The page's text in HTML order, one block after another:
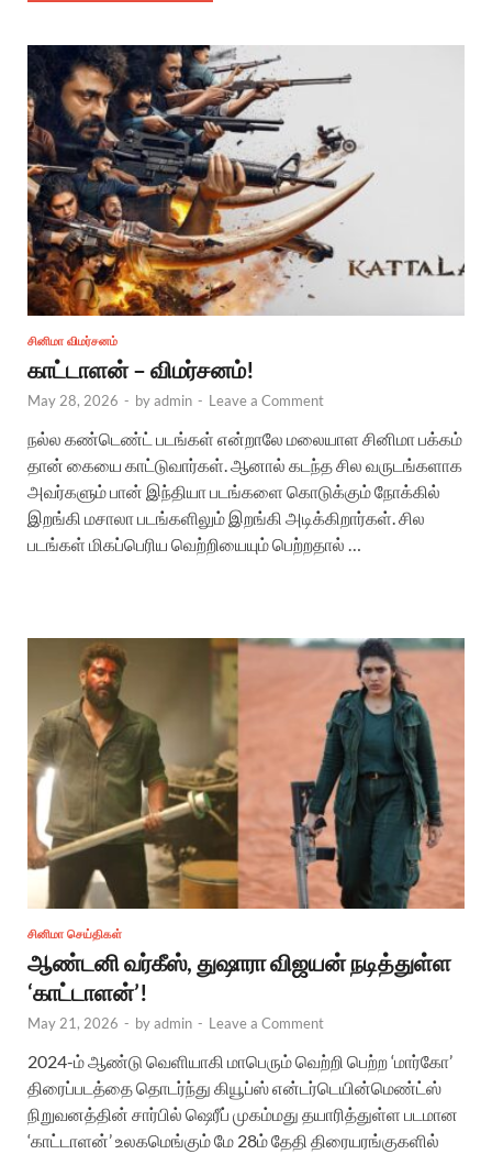
சினிமா விமர்சனம்
காட்டாளன் – விமர்சனம்!
May 28, 2026 - byadmin - Leave a Comment
நல்ல கண்டெண்ட் படங்கள் என்றாலே மலையாள சினிமா பக்கம்
தான் கையை காட்டுவார்கள். ஆனால் கடந்த சில வருடங்களாக
அவர்களும் பான் இந்தியா படங்களை கொடுக்கும் நோக்கில்
இறங்கி மசாலா படங்களிலும் இறங்கி அடிக்கிறார்கள். சில
படங்கள் மிகப்பெரிய வெற்றியையும் பெற்றதால் …
சினிமா செய்திகள்
ஆண்டனி வர்கீஸ், துஷாரா விஜயன் நடித்துள்ள
‘காட்டாளன்’!
May 21, 2026 - byadmin - Leave a Comment
2024-ம் ஆண்டு வெளியாகி மாபெரும் வெற்றி பெற்ற ‘மார்கோ’
திரைப்படத்தை தொடர்ந்து கியூப்ஸ் என்டர்டெயின்மெண்ட்ஸ்
நிறுவனத்தின் சார்பில் ஷெரீப் முகம்மது தயாரித்துள்ள படமான
‘காட்டாளன்’ உலகமெங்கும் மே 28ம் தேதி திரையரங்குகளில்